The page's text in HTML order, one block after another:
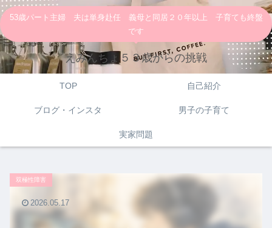
53歳パート主婦 夫は単身赴任 義母と同居２０年以上 子育ても終盤
です
えみんちょ５３歳からの挑戦
TOP 自己紹介
ブログ・インスタ 男子の子育て
実家問題
双極性障害
2026.05.17